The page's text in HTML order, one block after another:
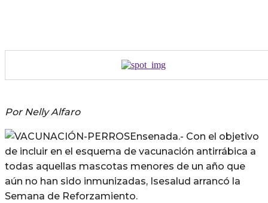
Por Nelly Alfaro
Ensenada.- Con el objetivo
de incluir en el esquema de vacunación antirrábica a
todas aquellas mascotas menores de un año que
aún no han sido inmunizadas, Isesalud arrancó la
Semana de Reforzamiento.